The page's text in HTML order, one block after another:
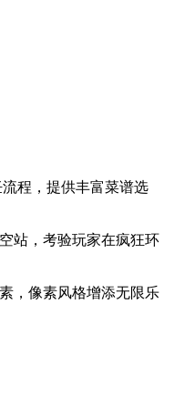
程，提供丰富菜谱选
站，考验玩家在疯狂环
，像素风格增添无限乐